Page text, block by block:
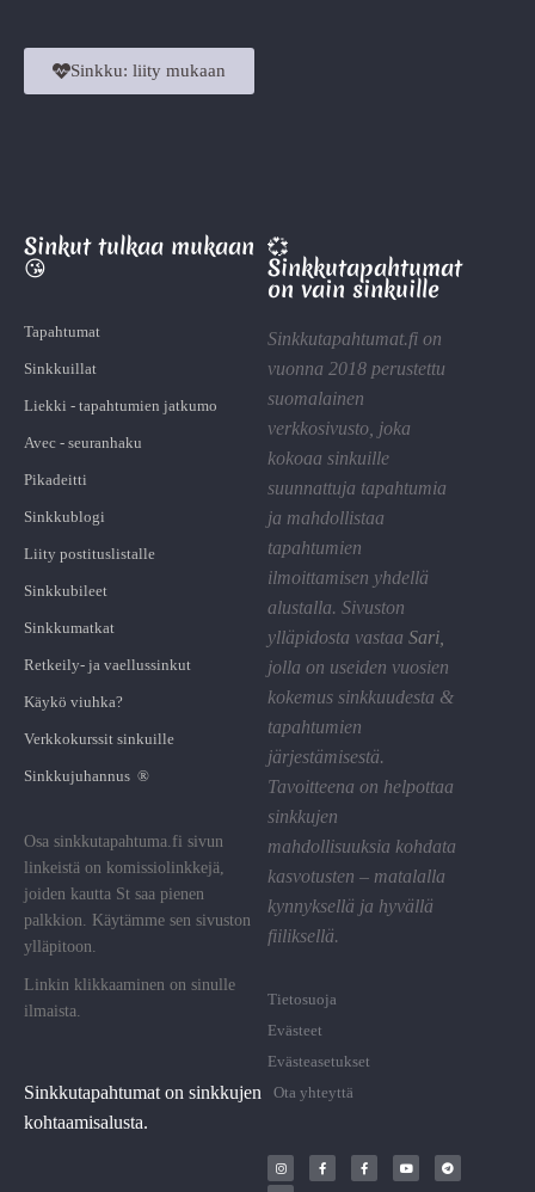
Sinkku: liity mukaan
Sinkut tulkaa mukaan
😘
Tapahtumat
Sinkkuillat
Liekki - tapahtumien jatkumo
Avec - seuranhaku
Pikadeitti
Sinkkublogi
Liity postituslistalle
Sinkkubileet
Sinkkumatkat
Retkeily- ja vaellussinkut
Käykö viuhka?
Verkkokurssit sinkuille
Sinkkujuhannus ®
Osa sinkkutapahtuma.fi sivun
linkeistä on komissiolinkkejä,
joiden kautta St saa pienen
palkkion. Käytämme sen sivuston
ylläpitoon.
Linkin klikkaaminen on sinulle
ilmaista.
Sinkkutapahtumat on sinkkujen
kohtaamisalusta.
💞
Sinkkutapahtumat
on vain sinkuille
Sinkkutapahtumat.fi on
vuonna 2018 perustettu
suomalainen
verkkosivusto, joka
kokoaa sinkuille
suunnattuja tapahtumia
ja mahdollistaa
tapahtumien
ilmoittamisen yhdellä
alustalla. Sivuston
ylläpidosta vastaa Sari
jolla on useiden vuosien
kokemus sinkkuudesta &
tapahtumien
järjestämisestä.
Tavoitteena on helpottaa
sinkkujen
mahdollisuuksia kohdata
kasvotusten – matalalla
kynnyksellä ja hyvällä
fiiliksellä.
Tietosuoja
Evästeet
Evästeasetukset
Ota yhteyttä